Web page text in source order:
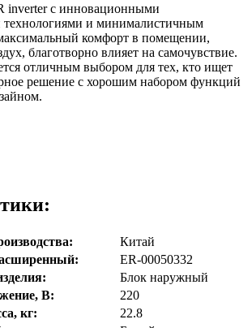
inverter с инновационными
технологиями и минималистичным
комфорт в помещении,
благотворно влияет на самочувствие.
отличным выбором для тех, кто ищет
решение с хорошим набором функций
Китай
ER-00050332
Блок наружный
В:
220
кг:
22.8